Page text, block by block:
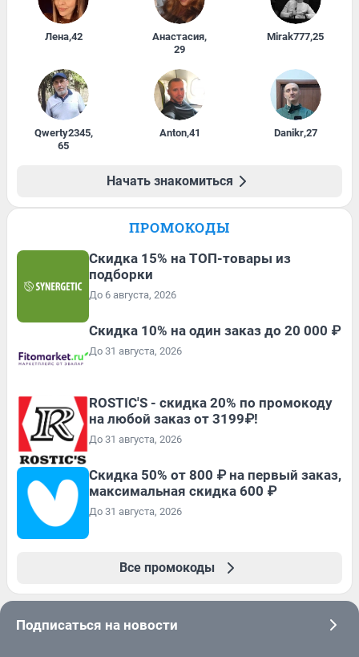
Лена,42 Анастасия,
29
Mirak777,25
Qwerty2345,
65
Anton,41 Danikr,27
Начать знакомиться
ПРОМОКОДЫ
Скидка 15% на ТОП-товары из
подборки
До 6 августа, 2026
Скидка 10% на один заказ до 20 000 ₽
До 31 августа, 2026
ROSTIC'S - скидка 20% по промокоду
на любой заказ от 3199₽!
До 31 августа, 2026
Скидка 50% от 800 ₽ на первый заказ,
максимальная скидка 600 ₽
До 31 августа, 2026
Все промокоды
Подписаться на новости